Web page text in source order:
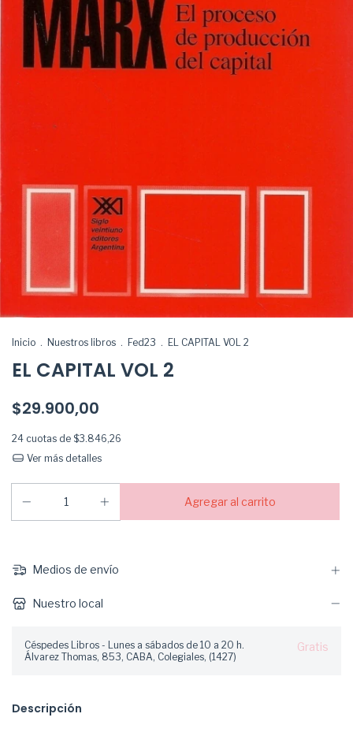
Inicio . Nuestros libros . Fed23 . EL CAPITAL VOL 2
EL CAPITAL VOL 2
$29.900,00
24 cuotas de $3.846,26
Ver más detalles
Medios de envío
Nuestro local
Céspedes Libros - Lunes a sábados de 10 a 20 h.
Álvarez Thomas, 853, CABA, Colegiales, (1427)
Gratis
Descripción